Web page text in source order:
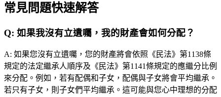
常見問題快速解答
Q: 如果我沒有立遺囑，我的財產會如何分配？
A: 如果您沒有立遺囑，您的財產將會依照《民法》第1138條
規定的法定繼承人順序及《民法》第1141條規定的應繼分比例
來分配。例如，若有配偶和子女，配偶與子女將會平均繼承。
若只有子女，則子女們平均繼承。這可能與您心中理想的分配